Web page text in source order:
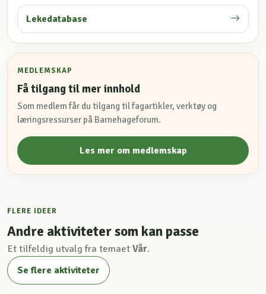
Lekedatabase
MEDLEMSKAP
Få tilgang til mer innhold
Som medlem får du tilgang til fagartikler, verktøy og
læringsressurser på Barnehageforum.
Les mer om medlemskap
FLERE IDEER
Andre aktiviteter som kan passe
Et tilfeldig utvalg fra temaet Vår.
Se flere aktiviteter